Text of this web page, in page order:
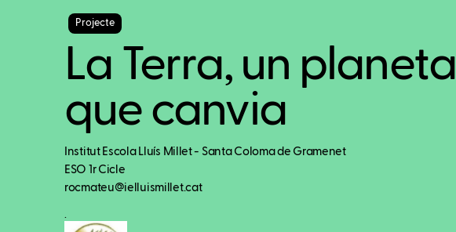
Projecte
La Terra, un planeta
que canvia
Institut Escola Lluís Millet - Santa Coloma de Gramenet
ESO 1r Cicle
rocmateu@ielluismillet.cat